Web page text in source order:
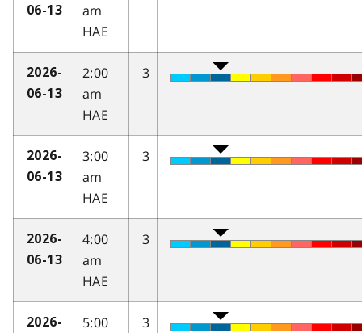
06-13
am
HAE
2026-
06-13
2:00
am
HAE
3
2026-
06-13
3:00
am
HAE
3
2026-
06-13
4:00
am
HAE
3
2026-
5:00
3